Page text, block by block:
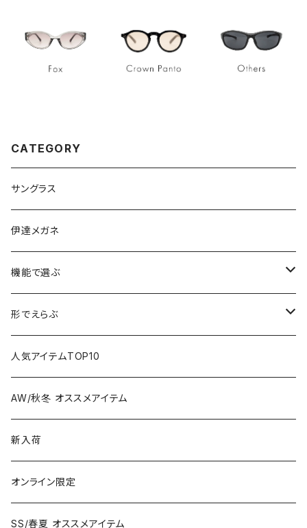
CATEGORY
サングラス
伊達メガネ
機能で選ぶ
偏光レンズ
色が変わるレンズ
形でえらぶ
Wellington
Boston
Square
Oval
Fox
人気アイテムTOP10
AW/秋冬 オススメアイテム
新入荷
オンライン限定
SS/春夏 オススメアイテム